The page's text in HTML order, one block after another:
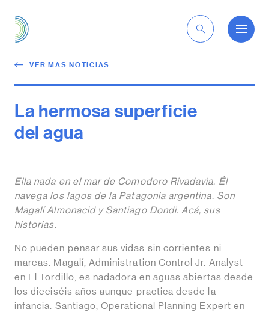
VER MAS NOTICIAS
La hermosa superficie
del agua
Ella nada en el mar de Comodoro Rivadavia. Él
navega los lagos de la Patagonia argentina. Son
Magalí Almonacid y Santiago Dondi. Acá, sus
historias.
No pueden pensar sus vidas sin corrientes ni
mareas. Magalí, Administration Control Jr. Analyst
en El Tordillo, es nadadora en aguas abiertas desde
los dieciséis años aunque practica desde la
infancia. Santiago, Operational Planning Expert en